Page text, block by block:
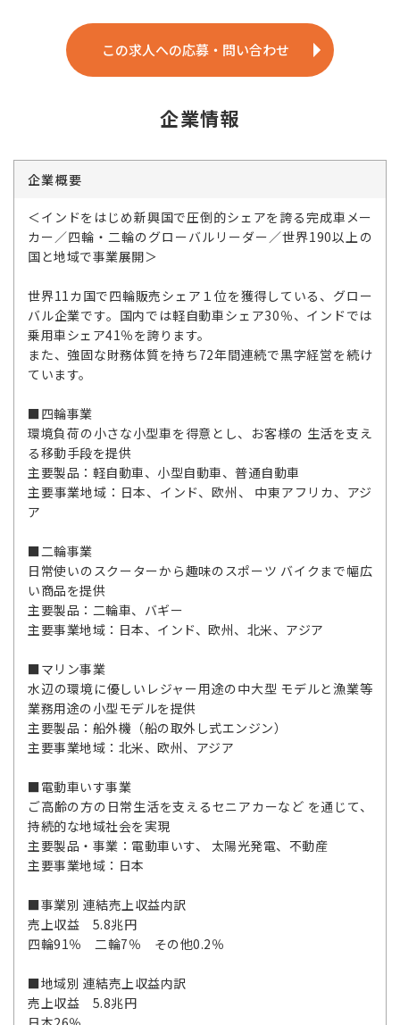
この求人への応募・問い合わせ
企業情報
企業概要
＜インドをはじめ新興国で圧倒的シェアを誇る完成車メー
カー／四輪・二輪のグローバルリーダー／世界190以上の
国と地域で事業展開＞
世界11カ国で四輪販売シェア１位を獲得している、グロー
バル企業です。国内では軽自動車シェア30％、インドでは
乗用車シェア41％を誇ります。
また、強固な財務体質を持ち72年間連続で黒字経営を続け
ています。
■四輪事業
環境負荷の小さな小型車を得意とし、お客様の 生活を支え
る移動手段を提供
主要製品：軽自動車、小型自動車、普通自動車
主要事業地域：日本、インド、欧州、 中東アフリカ、アジ
ア
■二輪事業
日常使いのスクーターから趣味のスポーツ バイクまで幅広
い商品を提供
主要製品：二輪車、バギー
主要事業地域：日本、インド、欧州、北米、アジア
■マリン事業
水辺の環境に優しいレジャー用途の中大型 モデルと漁業等
業務用途の小型モデルを提供
主要製品：船外機（船の取外し式エンジン）
主要事業地域：北米、欧州、アジア
■電動車いす事業
ご高齢の方の日常生活を支えるセニアカーなど を通じて、
持続的な地域社会を実現
主要製品・事業：電動車いす、 太陽光発電、不動産
主要事業地域：日本
■事業別 連結売上収益内訳
売上収益 5.8兆円
四輪91％ 二輪7％ その他0.2％
■地域別 連結売上収益内訳
売上収益 5.8兆円